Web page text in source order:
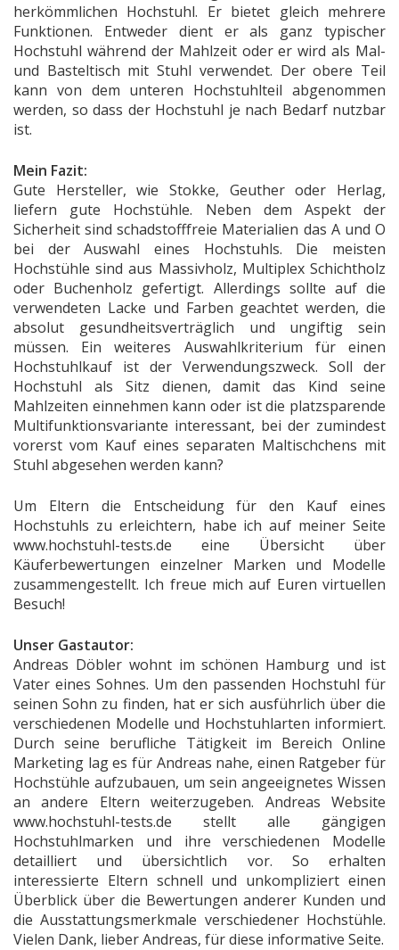
herkömmlichen Hochstuhl. Er bietet gleich mehrere
Funktionen. Entweder dient er als ganz typischer
Hochstuhl während der Mahlzeit oder er wird als Mal-
und Basteltisch mit Stuhl verwendet. Der obere Teil
kann von dem unteren Hochstuhlteil abgenommen
werden, so dass der Hochstuhl je nach Bedarf nutzbar
ist.
Mein Fazit:
Gute Hersteller, wie Stokke, Geuther oder Herlag,
liefern gute Hochstühle. Neben dem Aspekt der
Sicherheit sind schadstofffreie Materialien das A und O
bei der Auswahl eines Hochstuhls. Die meisten
Hochstühle sind aus Massivholz, Multiplex Schichtholz
oder Buchenholz gefertigt. Allerdings sollte auf die
verwendeten Lacke und Farben geachtet werden, die
absolut gesundheitsverträglich und ungiftig sein
müssen. Ein weiteres Auswahlkriterium für einen
Hochstuhlkauf ist der Verwendungszweck. Soll der
Hochstuhl als Sitz dienen, damit das Kind seine
Mahlzeiten einnehmen kann oder ist die platzsparende
Multifunktionsvariante interessant, bei der zumindest
vorerst vom Kauf eines separaten Maltischchens mit
Stuhl abgesehen werden kann?
Um Eltern die Entscheidung für den Kauf eines
Hochstuhls zu erleichtern, habe ich auf meiner Seite
www.hochstuhl-tests.de eine Übersicht über
Käuferbewertungen einzelner Marken und Modelle
zusammengestellt. Ich freue mich auf Euren virtuellen
Besuch!
Unser Gastautor:
Andreas Döbler wohnt im schönen Hamburg und ist
Vater eines Sohnes. Um den passenden Hochstuhl für
seinen Sohn zu finden, hat er sich ausführlich über die
verschiedenen Modelle und Hochstuhlarten informiert.
Durch seine berufliche Tätigkeit im Bereich Online
Marketing lag es für Andreas nahe, einen Ratgeber für
Hochstühle aufzubauen, um sein angeeignetes Wissen
an andere Eltern weiterzugeben. Andreas Website
www.hochstuhl-tests.de stellt alle gängigen
Hochstuhlmarken und ihre verschiedenen Modelle
detailliert und übersichtlich vor. So erhalten
interessierte Eltern schnell und unkompliziert einen
Überblick über die Bewertungen anderer Kunden und
die Ausstattungsmerkmale verschiedener Hochstühle.
Vielen Dank, lieber Andreas, für diese informative Seite.